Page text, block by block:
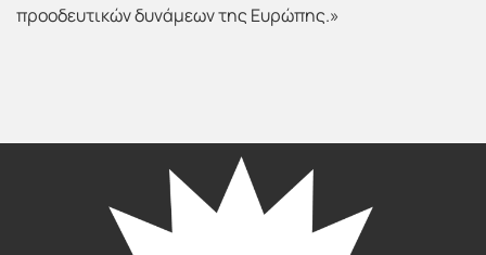
προοδευτικών δυνάμεων της Ευρώπης.»